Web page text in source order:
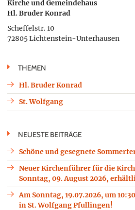
Kirche und Gemeindehaus
Hl. Bruder Konrad
Scheffelstr. 10
72805 Lichtenstein-Unterhausen
THEMEN
Hl. Bruder Konrad
St. Wolfgang
NEUESTE BEITRÄGE
Schöne und gesegnete
Neuer Kirchenführer für die
Sonntag, 09. August 2026,
Am Sonntag, 19.07.2026, um
in St. Wolfgang Pfullingen!